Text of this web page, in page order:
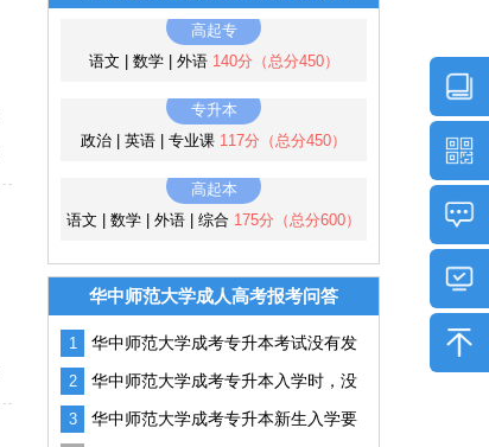
高起专
语文 | 数学 | 外语 140分（总分450）
专升本
政治 | 英语 | 专业课 117分（总分450）
高起本
语文 | 数学 | 外语 | 综合 175分（总分600）
华中师范大学成人高考报考问答
1
华中师范大学成考专升本考试没有发
挥好怎么办？
2
华中师范大学成考专升本入学时，没
有通知书可以吗？
3
华中师范大学成考专升本新生入学要